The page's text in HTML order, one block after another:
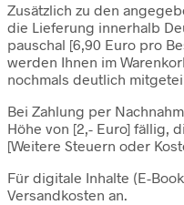
Zusätzlich zu den
die Lieferung innerhalb
pauschal [6,90 Euro pro
werden Ihnen im
nochmals deutlich
Bei Zahlung per
Höhe von [2,- Euro] fällig,
[Weitere Steuern oder
Für digitale Inhalte (E-
Versandkosten an.